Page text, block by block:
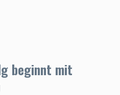
beginnt mit